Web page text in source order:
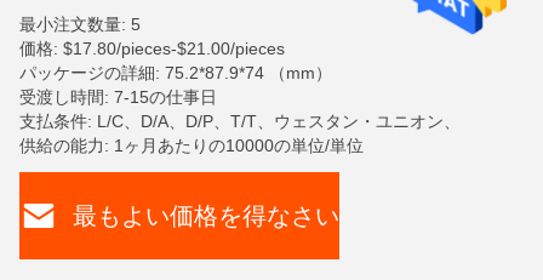
最小注文数量: 5
価格: $17.80/pieces-$21.00/pieces
パッケージの詳細: 75.2*87.9*74 （mm）
受渡し時間: 7-15の仕事日
支払条件: L/C、D/A、D/P、T/T、ウェスタン・ユニオン、
供給の能力: 1ヶ月あたりの10000の単位/単位
最もよい価格を得なさい